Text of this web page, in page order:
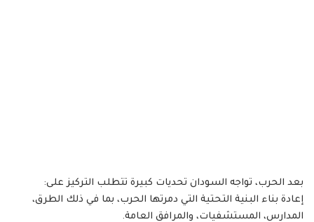
بعد الحرب، تواجه السودان تحديات كبيرة تتطلب التركيز على:
إعادة بناء البنية التحتية التي دمرتها الحرب، بما في ذلك الطرق،
المدارس، المستشفيات، والمرافق العامة.